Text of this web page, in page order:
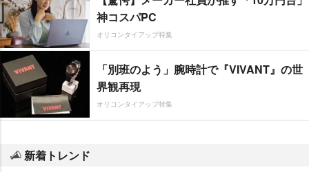
神コスパPC
オリコンタイアップ特集
「別班のよう」腕時計で『VIVANT』の世
界観再現
オリコンタイアップ特集
新着トレンド